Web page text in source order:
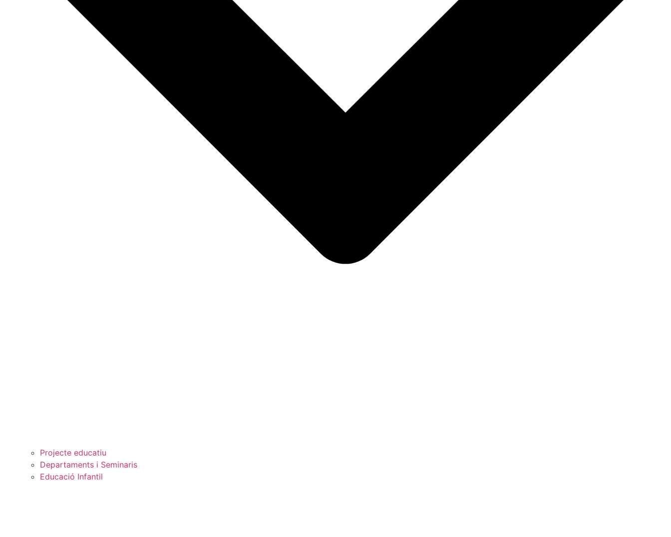
Projecte educatiu
Departaments i Seminaris
Educació Infantil